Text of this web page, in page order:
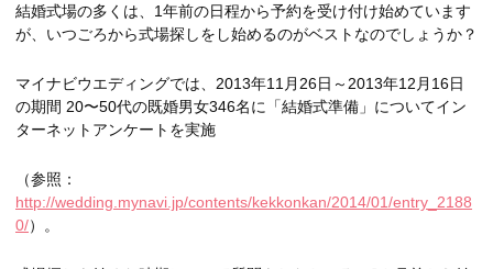
結婚式場の多くは、1年前の日程から予約を受け付け始めています
が、いつごろから式場探しをし始めるのがベストなのでしょうか？
マイナビウエディングでは、2013年11月26日～2013年12月16日
の期間 20〜50代の既婚男女346名に「結婚式準備」についてイン
ターネットアンケートを実施
（参照：
http://wedding.mynavi.jp/contents/kekkonkan/2014/01/entry_2188
0/）。